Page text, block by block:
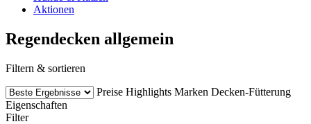
Aktionen
Regendecken allgemein
Filtern & sortieren
Preise Highlights Marken Decken-Fütterung
Eigenschaften
Filter